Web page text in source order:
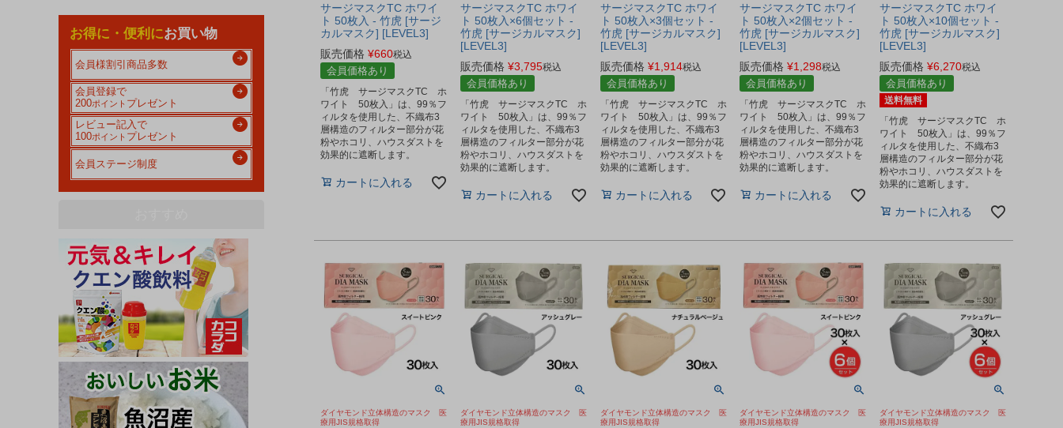
お得に・便利にお買い物
会員様割引商品多数
会員登録で
200ポイント プレゼント
レビュー記入で
100ポイント プレゼント
会員ステージ制度
サージマスクTC ホワイ
ト 50枚入 - 竹虎 [サージ
カルマスク] [LEVEL3]
販売価格 ¥660税込
会員価格あり
「竹虎 サージマスクTC ホ
ワイト 50枚入」は、99％フ
ィルタを使用した、不織布3
層構造のフィルター部分が花
粉やホコリ、ハウスダストを
効果的に遮断します。
カートに入れる
サージマスクTC ホワイ
ト 50枚入×6個セット -
竹虎 [サージカルマスク]
[LEVEL3]
販売価格 ¥3,795税込
会員価格あり
「竹虎 サージマスクTC ホ
ワイト 50枚入」は、99％フ
ィルタを使用した、不織布3
層構造のフィルター部分が花
粉やホコリ、ハウスダストを
効果的に遮断します。
カートに入れる
サージマスクTC ホワイ
ト 50枚入×3個セット -
竹虎 [サージカルマスク]
[LEVEL3]
販売価格 ¥1,914税込
会員価格あり
「竹虎 サージマスクTC ホ
ワイト 50枚入」は、99％フ
ィルタを使用した、不織布3
層構造のフィルター部分が花
粉やホコリ、ハウスダストを
効果的に遮断します。
カートに入れる
サージマスクTC ホワイ
ト 50枚入×2個セット -
竹虎 [サージカルマスク]
[LEVEL3]
販売価格 ¥1,298税込
会員価格あり
「竹虎 サージマスクTC ホ
ワイト 50枚入」は、99％フ
ィルタを使用した、不織布3
層構造のフィルター部分が花
粉やホコリ、ハウスダストを
効果的に遮断します。
カートに入れる
サージマスクTC ホワイ
ト 50枚入×10個セット -
竹虎 [サージカルマスク]
[LEVEL3]
販売価格 ¥6,270税込
会員価格あり
送料無料
「竹虎 サージマスクTC ホ
ワイト 50枚入」は、99％フ
ィルタを使用した、不織布3
層構造のフィルター部分が花
粉やホコリ、ハウスダストを
効果的に遮断します。
カートに入れる
ダイヤモンド立体構造のマスク 医
療用JIS規格取得
ダイヤモンド立体構造のマスク 医
療用JIS規格取得
ダイヤモンド立体構造のマスク 医
療用JIS規格取得
ダイヤモンド立体構造のマスク 医
療用JIS規格取得
ダイヤモンド立体構造のマスク 医
療用JIS規格取得